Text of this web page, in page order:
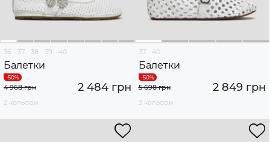
36 37 38 39 40
Балетки
2 484 грн
4 968 грн
2 кольори
37 40
Балетки
2 849 грн
5 698 грн
3 кольори